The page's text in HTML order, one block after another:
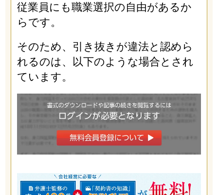
従業員にも職業選択の自由があるか
らです。
そのため、引き抜きが違法と認めら
れるのは、以下のような場合とされ
ています。